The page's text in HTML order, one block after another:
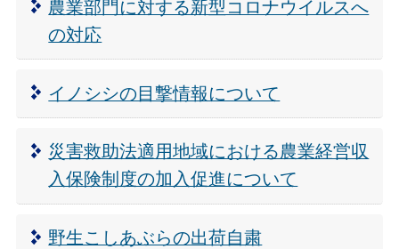
農業部門に対する新型コロナウイルスへ
の対応
イノシシの目撃情報について
災害救助法適用地域における農業経営収
入保険制度の加入促進について
野生こしあぶらの出荷自粛